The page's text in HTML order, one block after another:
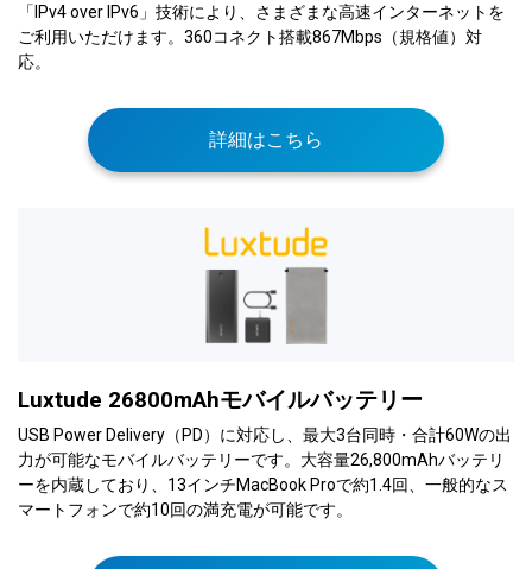
「IPv4 over IPv6」技術により、さまざまな高速インターネットを
ご利用いただけます。360コネクト搭載867Mbps（規格値）対
応。
詳細はこちら
Luxtude 26800mAhモバイルバッテリー
USB Power Delivery（PD）に対応し、最大3台同時・合計60Wの出
力が可能なモバイルバッテリーです。大容量26,800mAhバッテリ
ーを内蔵しており、13インチMacBook Proで約1.4回、一般的なス
マートフォンで約10回の満充電が可能です。